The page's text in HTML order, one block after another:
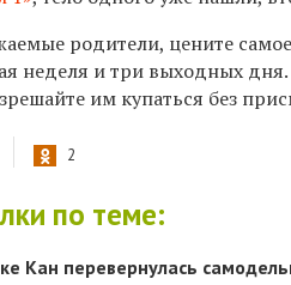
родители, цените
неделя и три выходных
им купаться без
2
по теме:
Кан перевернулась